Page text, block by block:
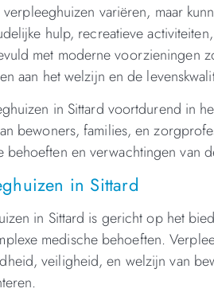
variëren, maar
hulp, recreatieve
met moderne voorzieningen
aan het welzijn en de
in Sittard voortdurend in
bewoners, families, en
behoeften en verwachtingen van
in Sittard
in Sittard is gericht op het
medische behoeften.
veiligheid, en welzijn van